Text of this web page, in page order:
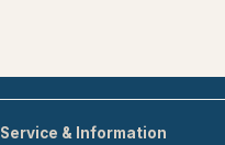
Service & Information